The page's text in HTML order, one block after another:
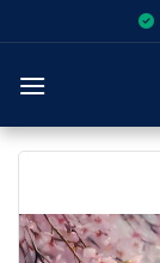
to
content